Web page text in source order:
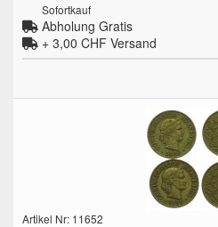
Sofortkauf
Abholung Gratis
+ 3,00 CHF Versand
Artikel Nr: 11652